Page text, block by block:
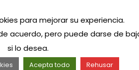
para mejorar su experiencia.
acuerdo, pero puede darse de
si lo desea.
Acepta todo Rehusar